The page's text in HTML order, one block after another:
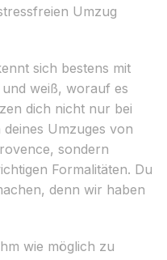
Umzug
sich bestens mit
weiß, worauf es
dich nicht nur bei
Umzuges von
sondern
Formalitäten. Du
denn wir haben
wie möglich zu